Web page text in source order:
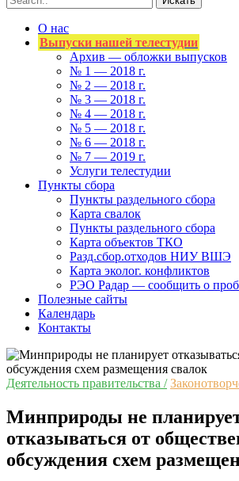
О нас
Выпуски нашей телестудии
Архив — обложки выпусков
№ 1 — 2018 г.
№ 2 — 2018 г.
№ 3 — 2018 г.
№ 4 — 2018 г.
№ 5 — 2018 г.
№ 6 — 2018 г.
№ 7 — 2019 г.
Услуги телестудии
Пункты сбора
Пункты раздельного сбора
Карта свалок
Пункты раздельного сбора
Карта объектов ТКО
Разд.сбор.отходов НИУ ВШЭ
Карта эколог. конфликтов
РЭО Радар — сообщить о
Полезные сайты
Календарь
Контакты
Деятельность правительства /
Минприроды не
отказываться от
обсуждения схем